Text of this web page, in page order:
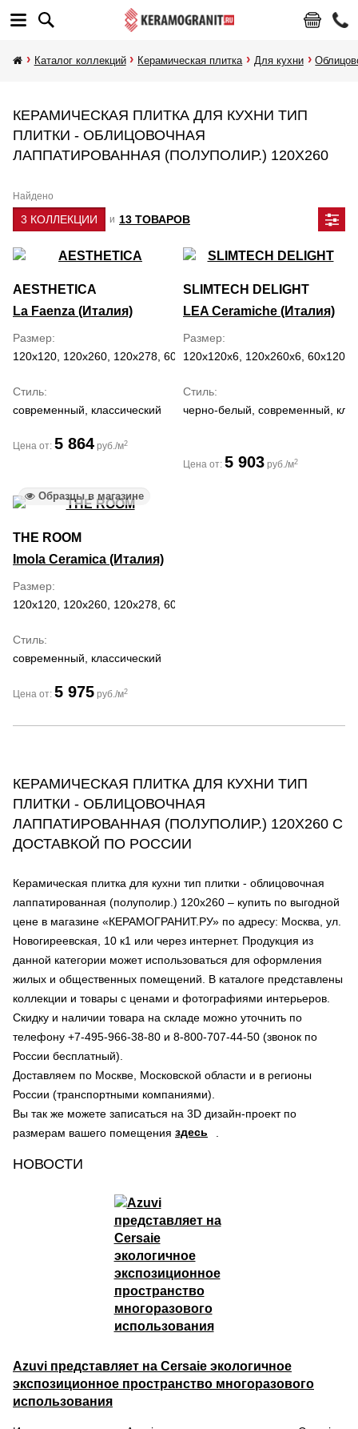
Каталог коллекций Керамическая плитка Для кухни
КЕРАМИЧЕСКАЯ ПЛИТКА ДЛЯ КУХНИ ТИП
ПЛИТКИ - ОБЛИЦОВОЧНАЯ
ЛАППАТИРОВАННАЯ (ПОЛУПОЛИР.) 120Х260
Найдено
3 КОЛЛЕКЦИИ и 13 ТОВАРОВ
AESTHETICA
La Faenza (Италия)
Размер
120x120, 120x260, 120x278, 60x120
Стиль
современный, классический
Цена от: 5 864 руб./м2
SLIMTECH DELIGHT
LEA Ceramiche (Италия)
Размер
120x120x6, 120x260x6, 60x120x6
Стиль
черно-белый, современный,
Цена от: 5 903 руб./м2
Образцы в магазине
THE ROOM
Imola Ceramica (Италия)
Размер
120x120, 120x260, 120x278, 60x120, 60x60
Стиль
современный, классический
Цена от: 5 975 руб./м2
КЕРАМИЧЕСКАЯ ПЛИТКА ДЛЯ КУХНИ ТИП
ПЛИТКИ - ОБЛИЦОВОЧНАЯ
ЛАППАТИРОВАННАЯ (ПОЛУПОЛИР.) 120Х260 С
ДОСТАВКОЙ ПО РОССИИ
Керамическая плитка для кухни тип плитки - облицовочная
лаппатированная (полуполир.) 120х260 – купить по выгодной
цене в магазине «КЕРАМОГРАНИТ.РУ» по адресу: Москва, ул.
Новогиреевская, 10 к1 или через интернет. Продукция из
данной категории может использоваться для оформления
жилых и общественных помещений. В каталоге представлены
коллекции и товары с ценами и фотографиями интерьеров.
Скидку и наличии товара на складе можно уточнить по
телефону +7-495-966-38-80 и 8-800-707-44-50 (звонок по
России бесплатный).
Доставляем по Москве, Московской области и в регионы
России (транспортными компаниями).
Вы так же можете записаться на 3D дизайн-проект по
размерам вашего помещения здесь
НОВОСТИ
Azuvi представляет на Cersaie экологичное
экспозиционное пространство многоразового
использования